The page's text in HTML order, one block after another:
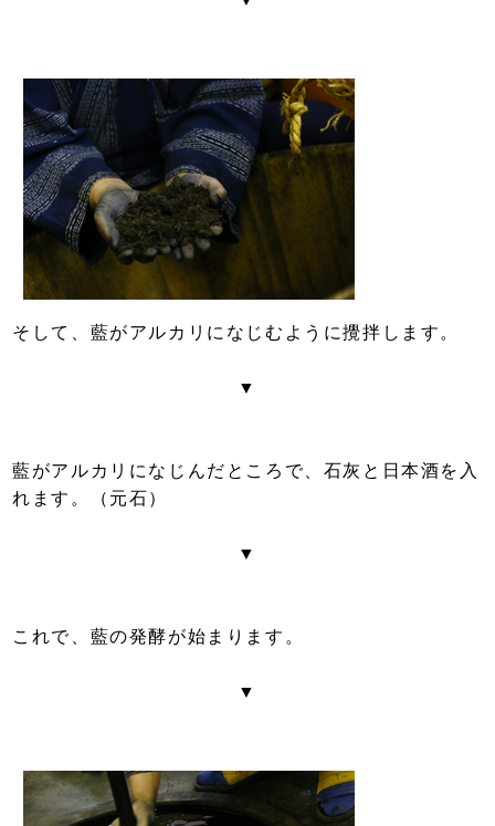
そして、藍がアルカリになじむように攪拌します。
▼
藍がアルカリになじんだところで、石灰と日本酒を入
れます。（元石）
▼
これで、藍の発酵が始まります。
▼